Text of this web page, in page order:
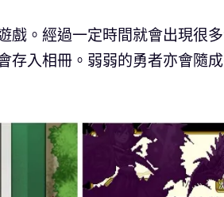
戲。經過一定時間就會出現很多
存入相冊。弱弱的勇者亦會隨